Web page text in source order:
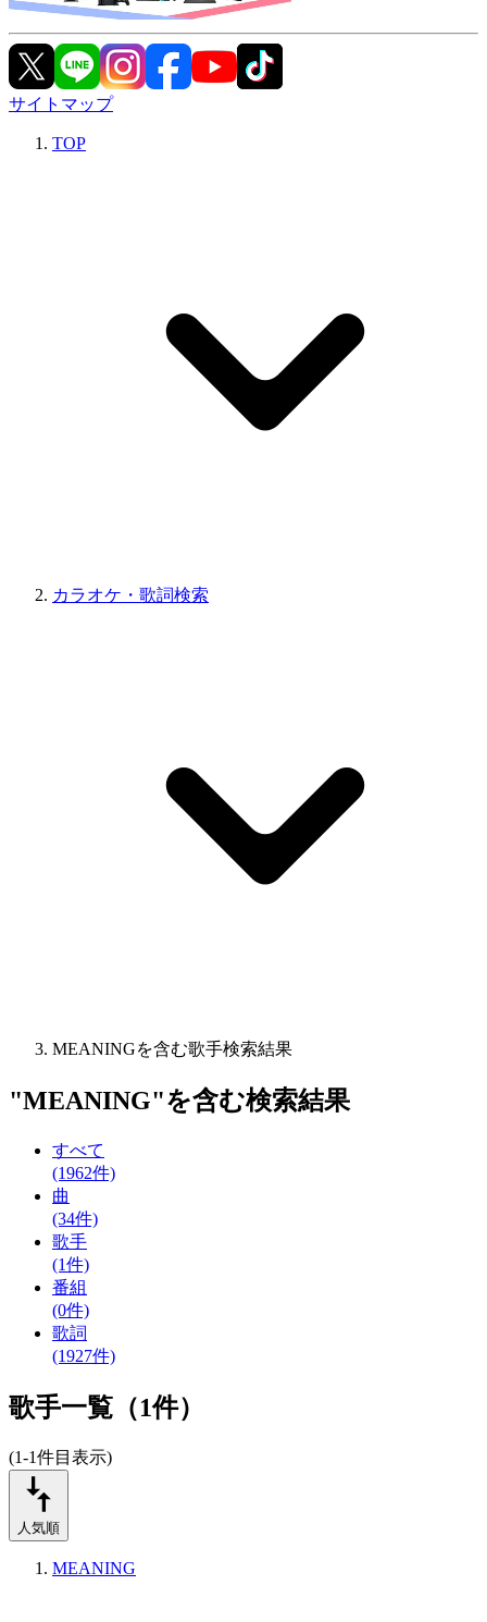
サイトマップ
TOP
カラオケ・歌詞検索
MEANINGを含む歌手検索結果
"MEANING"を含む検索結果
すべて
(1962件)
曲
(34件)
歌手
(1件)
番組
(0件)
歌詞
(1927件)
歌手一覧（1件）
(1-1件目表示)
人気順
MEANING